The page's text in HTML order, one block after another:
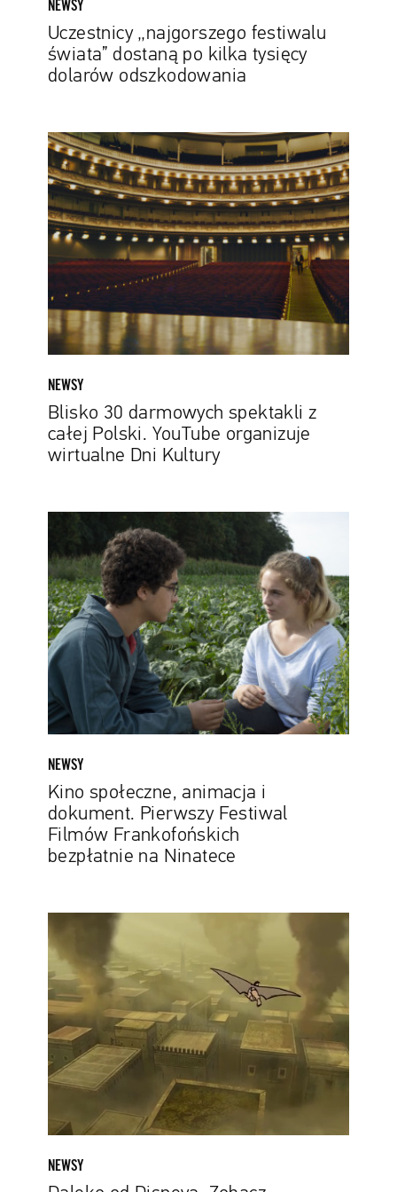
NEWSY
Uczestnicy „najgorszego festiwalu
świata” dostaną po kilka tysięcy
dolarów odszkodowania
Blisko
30
darmowych
spektakli
z
całej
Polski.
YouTube
organizuje
wirtualne
Dni
Kultury
NEWSY
Blisko 30 darmowych spektakli z
całej Polski. YouTube organizuje
wirtualne Dni Kultury
społeczne,
animacja
i
dokument.
Pierwszy
Festiwal
Filmów
Frankofońskich
bezpłatnie
na
Ninatece
NEWSY
Kino społeczne, animacja i
dokument. Pierwszy Festiwal
Filmów Frankofońskich
bezpłatnie na Ninatece
Daleko
od
Disneya.
Zobacz
zwiastun
brutalnej
zrealizowanej
rotoskopu
NEWSY